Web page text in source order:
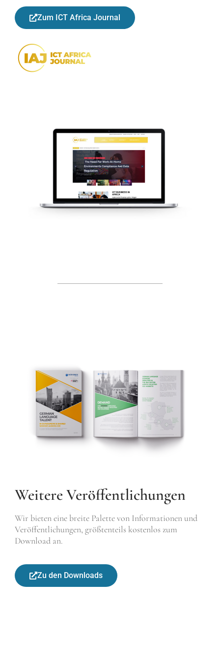
Zum ICT Africa Journal
Weitere Veröffentlichungen
Wir bieten eine breite Palette von Informationen und
Veröffentlichungen, größtenteils kostenlos zum
Download an.
Zu den Downloads